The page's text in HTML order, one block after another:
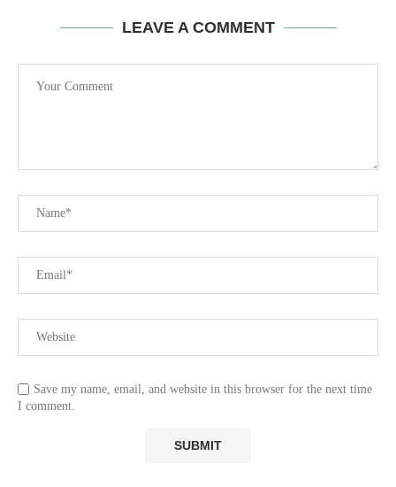
LEAVE A COMMENT
Save my name, email, and website in this browser for the next time
I comment.